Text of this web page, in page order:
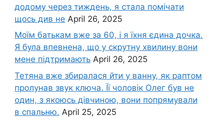
додому через тиждень, я стала помічати
щось див не April 26, 2025
Моїм батькам вже за 60, і я їхня єдина дочка.
Я була впевнена, що у скрутну хвилину вони
мене підтримають April 26, 2025
Тетяна вже збиралася йти у ванну, як раптом
пролунав звук ключа. Її чоловік Олег був не
один, з якоюсь дівчиною, вони попрямували
в спальню. April 25, 2025